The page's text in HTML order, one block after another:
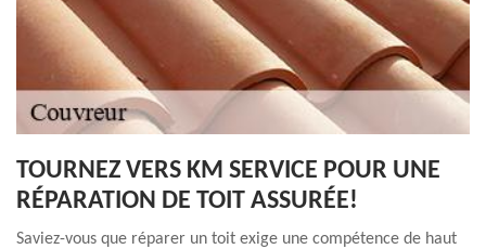
TOURNEZ VERS KM SERVICE POUR UNE
RÉPARATION DE TOIT ASSURÉE!
Saviez-vous que réparer un toit exige une compétence de haut